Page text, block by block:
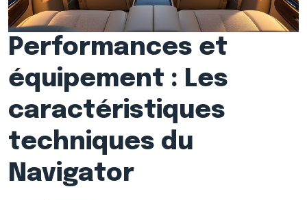
Performances et
équipement : Les
caractéristiques
techniques du
Navigator